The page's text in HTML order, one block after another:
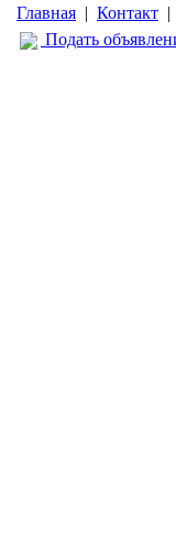
Главная | Контакт |
Подать